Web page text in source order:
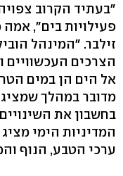
"בעתיד הקרוב
פעילויות בים",
זילבר. "המינהל
הצרכים
אל הים הן במים
מדובר במהלך
בחשבון את
המדיניות הימי
ערכי הטבע, הנוף